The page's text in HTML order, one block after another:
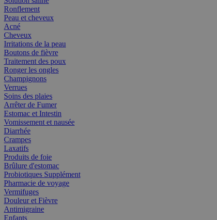
Ronflement
Peau et cheveux
Acné
Cheveux
Irritations de la peau
Boutons de fièvre
Traitement des poux
Ronger les ongles
Champignons
Verrues
Soins des plaies
Arrêter de Fumer
Estomac et Intestin
Vomissement et nausée
Diarrhée
Crampes
Laxatifs
Produits de foie
Brûlure d'estomac
Probiotiques Supplément
Pharmacie de voyage
Vermifuges
Douleur et Fièvre
Antimigraine
Enfants